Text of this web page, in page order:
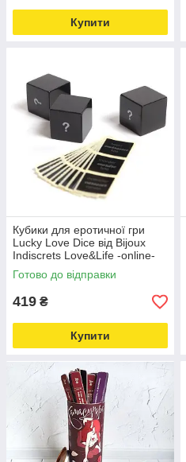
Купити
Кубики для еротичної гри
Lucky Love Dice від Bijoux
Indiscrets Love&Life -online-
multimarket-
Готово до відправки
419 ₴
Купити